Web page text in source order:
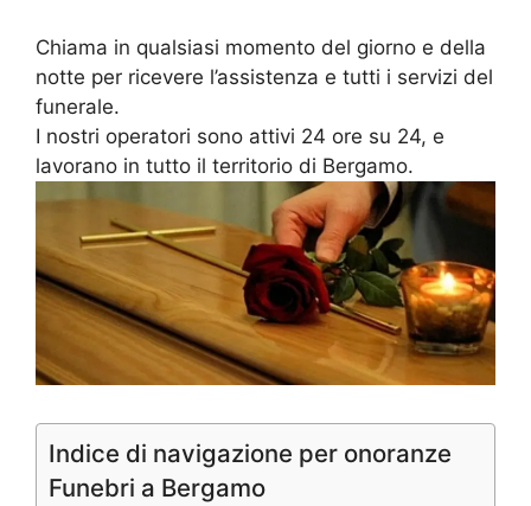
Chiama in qualsiasi momento del giorno e della
notte per ricevere l’assistenza e tutti i servizi del
funerale.
I nostri operatori sono attivi 24 ore su 24, e
lavorano in tutto il territorio di Bergamo.
Indice di navigazione per onoranze
Funebri a Bergamo